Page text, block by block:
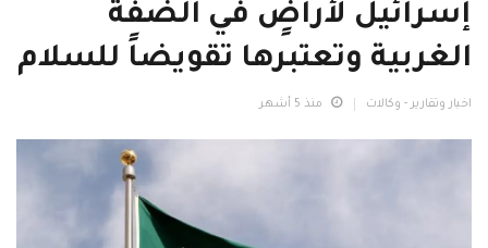
إسرائيل لأراضٍ في الضفة
الغربية وتعتبرها تقويضاً للسلام
اخبار وتقارير - وكالات منذ 5 أشهر